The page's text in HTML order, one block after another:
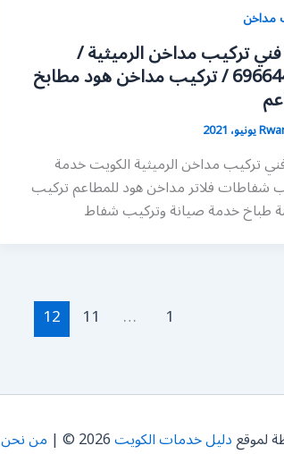
مداخن
تركيب مداخن الرميثية /
69664469 / تركيب مداخن هود مطابخ
تركيب مداخن الرميثية الكويت خدمة
شفاطات فلاتر مداخن هود للمطاعم تركيب
طباخ خدمة صيانة وتركيب شفاط
1
…
11
12
لموقعدليل خدمات الكويت من نحن